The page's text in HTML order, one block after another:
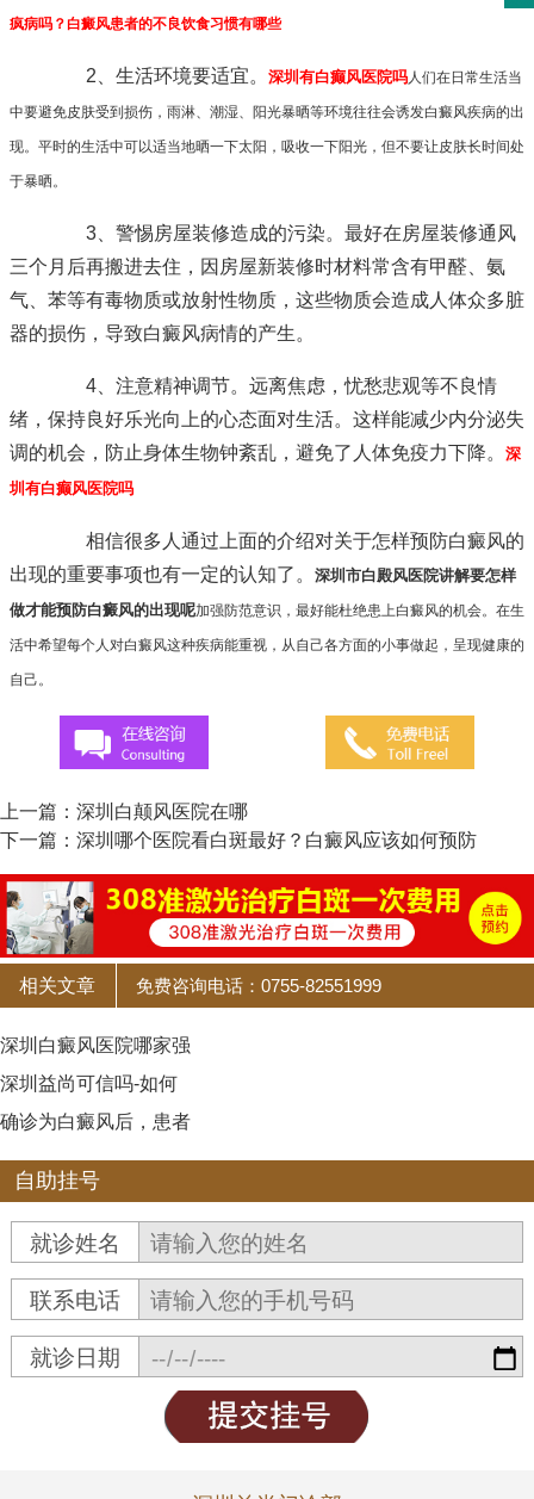
疯病吗？白癜风患者的不良饮食习惯有哪些
2、生活环境要适宜。 深圳有白癫风医院吗人们在日常生活当
中要避免皮肤受到损伤，雨淋、潮湿、阳光暴晒等环境往往会诱发白癜风疾病的出
现。平时的生活中可以适当地晒一下太阳，吸收一下阳光，但不要让皮肤长时间处
于暴晒。
3、警惕房屋装修造成的污染。最好在房屋装修通风
三个月后再搬进去住，因房屋新装修时材料常含有甲醛、氨
气、苯等有毒物质或放射性物质，这些物质会造成人体众多脏
器的损伤，导致白癜风病情的产生。
4、注意精神调节。远离焦虑，忧愁悲观等不良情
绪，保持良好乐光向上的心态面对生活。这样能减少内分泌失
调的机会，防止身体生物钟紊乱，避免了人体免疫力下降。 深
圳有白癫风医院吗
相信很多人通过上面的介绍对关于怎样预防白癜风的
出现的重要事项也有一定的认知了。 深圳市白殿风医院讲解要怎样
做才能预防白癜风的出现呢加强防范意识，最好能杜绝患上白癜风的机会。在生
活中希望每个人对白癜风这种疾病能重视，从自己各方面的小事做起，呈现健康的
自己。
上一篇： 深圳白颠风医院在哪
下一篇： 深圳哪个医院看白斑最好？白癜风应该如何预防
相关文章 免费咨询电话：0755-82551999
深圳白癜风医院哪家强
深圳益尚可信吗-如何
确诊为白癜风后，患者
自助挂号
就诊姓名
联系电话
就诊日期